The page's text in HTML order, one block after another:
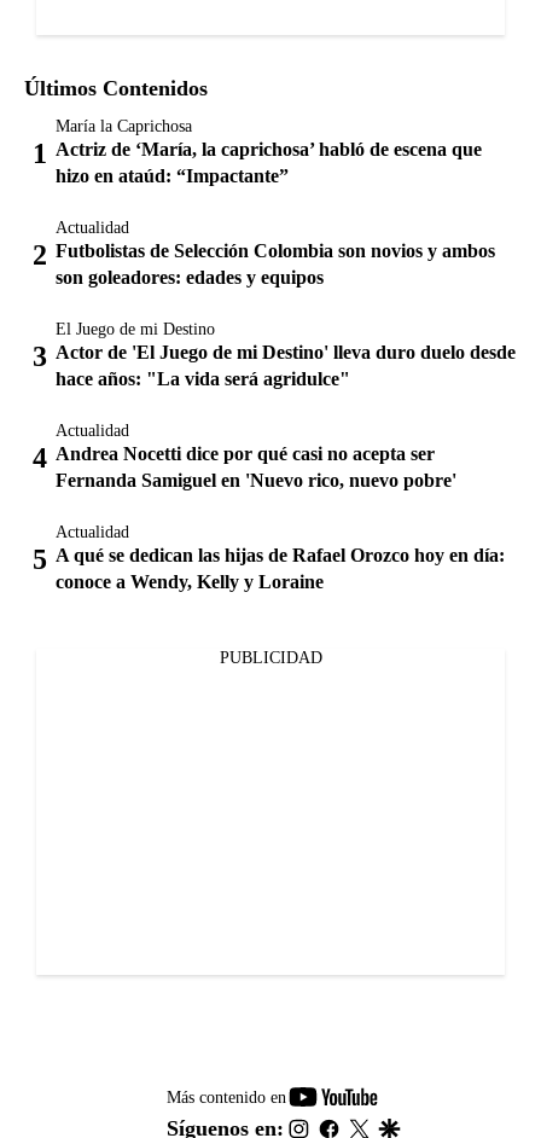
Últimos Contenidos
María la Caprichosa
Actriz de ‘María, la caprichosa’ habló de escena que
hizo en ataúd: “Impactante”
Actualidad
Futbolistas de Selección Colombia son novios y ambos
son goleadores: edades y equipos
El Juego de mi Destino
Actor de 'El Juego de mi Destino' lleva duro duelo desde
hace años: "La vida será agridulce"
Actualidad
Andrea Nocetti dice por qué casi no acepta ser
Fernanda Samiguel en 'Nuevo rico, nuevo pobre'
Actualidad
A qué se dedican las hijas de Rafael Orozco hoy en día:
conoce a Wendy, Kelly y Loraine
PUBLICIDAD
Más contenido en
youtube-
footer
Síguenos en: instagram
facebook
twitter